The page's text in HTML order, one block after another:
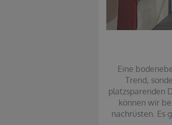
Eine
Trend,
platzsparenden
können wir
nachrüsten. Es